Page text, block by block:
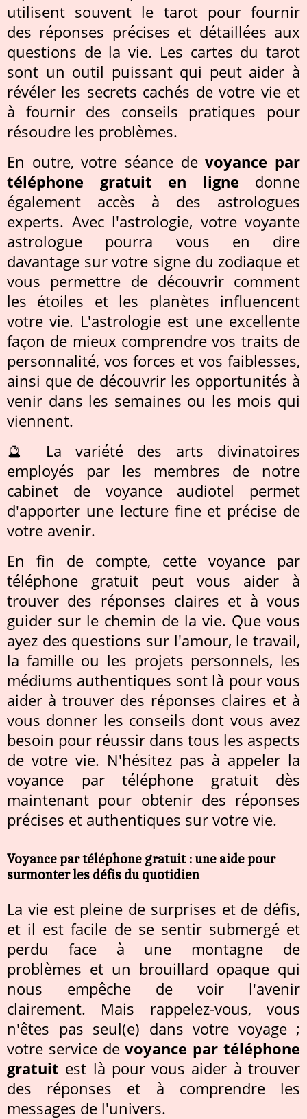
utilisent souvent le tarot pour fournir
des réponses précises et détaillées aux
questions de la vie. Les cartes du tarot
sont un outil puissant qui peut aider à
révéler les secrets cachés de votre vie et
à fournir des conseils pratiques pour
résoudre les problèmes.
En outre, votre séance devoyance par
téléphone gratuit en ligne donne
également accès à des astrologues
experts. Avec l'astrologie, votre voyante
astrologue pourra vous en dire
davantage sur votre signe du zodiaque et
vous permettre de découvrir comment
les étoiles et les planètes influencent
votre vie. L'astrologie est une excellente
façon de mieux comprendre vos traits de
personnalité, vos forces et vos faiblesses,
ainsi que de découvrir les opportunités à
venir dans les semaines ou les mois qui
viennent.
🔮 La variété des arts divinatoires
employés par les membres de notre
cabinet de voyance audiotel permet
d'apporter une lecture fine et précise de
votre avenir.
En fin de compte, cette voyance par
téléphone gratuit peut vous aider à
trouver des réponses claires et à vous
guider sur le chemin de la vie. Que vous
ayez des questions sur l'amour, le travail,
la famille ou les projets personnels, les
médiums authentiques sont là pour vous
aider à trouver des réponses claires et à
vous donner les conseils dont vous avez
besoin pour réussir dans tous les aspects
de votre vie. N'hésitez pas à appeler la
voyance par téléphone gratuit dès
maintenant pour obtenir des réponses
précises et authentiques sur votre vie.
Voyance par téléphone gratuit : une aide pour
surmonter les défis du quotidien
La vie est pleine de surprises et de défis,
et il est facile de se sentir submergé et
perdu face à une montagne de
problèmes et un brouillard opaque qui
nous empêche de voir l'avenir
clairement. Mais rappelez-vous, vous
n'êtes pas seul(e) dans votre voyage ;
votre service devoyance par téléphone
gratuit est là pour vous aider à trouver
des réponses et à comprendre les
messages de l'univers.